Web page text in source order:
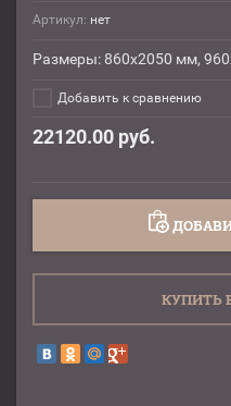
Артикул: нет
Размеры: 860х2050 мм,
Добавить к сравнению
22120.00 руб.
КУПИТЬ